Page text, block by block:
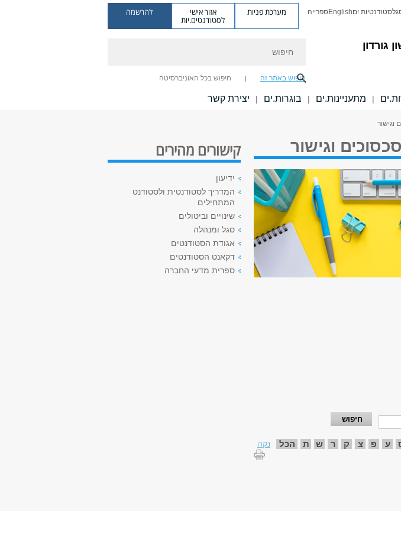
גורדון
סטודנטיות.יםEnglishספרייה מערכת פניות אזור אישי
לסטודנטים.יות
להרשמה
חיפוש באתר זה חיפוש בכל האוניברסיטה
| מתעניינות.ים | בוגרות.ים | יצירת קשר
וגישור
וגישור
ע פ צ ק ר ש ת הכל נקה
קישורים מהירים
ידיעון
המדריך לסטודנטית ולסטודנט
המתחילים
שינויים וביטולים
סגל ומנהלה
אגודת הסטודנטים
דקאנט הסטודנטים
ספרית מדעי החברה